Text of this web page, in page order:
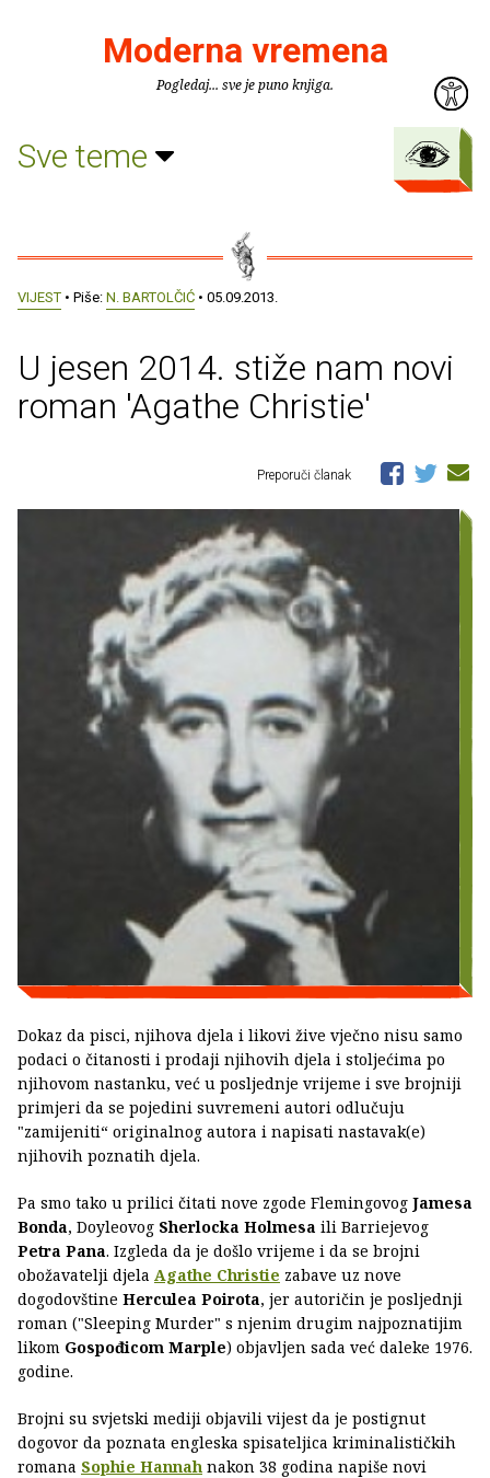
Moderna vremena
Pogledaj... sve je puno knjiga.
Sve teme
VIJEST • Piše: N. BARTOLČIĆ • 05.09.2013.
U jesen 2014. stiže nam novi
roman 'Agathe Christie'
Preporuči članak
Dokaz da pisci, njihova djela i likovi žive vječno nisu samo
podaci o čitanosti i prodaji njihovih djela i stoljećima po
njihovom nastanku, već u posljednje vrijeme i sve brojniji
primjeri da se pojedini suvremeni autori odlučuju
"zamijeniti“ originalnog autora i napisati nastavak(e)
njihovih poznatih djela.
Pa smo tako u prilici čitati nove zgode Flemingovog Jamesa
Bonda, Doyleovog Sherlocka Holmesa ili Barriejevog
Petra Pana. Izgleda da je došlo vrijeme i da se brojni
obožavatelji djela Agathe Christie zabave uz nove
dogodovštine Herculea Poirota, jer autoričin je posljednji
roman ("Sleeping Murder" s njenim drugim najpoznatijim
likom Gospođicom Marple) objavljen sada već daleke 1976.
godine.
Brojni su svjetski mediji objavili vijest da je postignut
dogovor da poznata engleska spisateljica kriminalističkih
romana Sophie Hannah nakon 38 godina napiše novi